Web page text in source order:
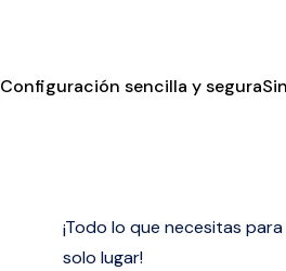
Configuración sencilla y segura
¡Todo lo que necesitas
solo lugar!